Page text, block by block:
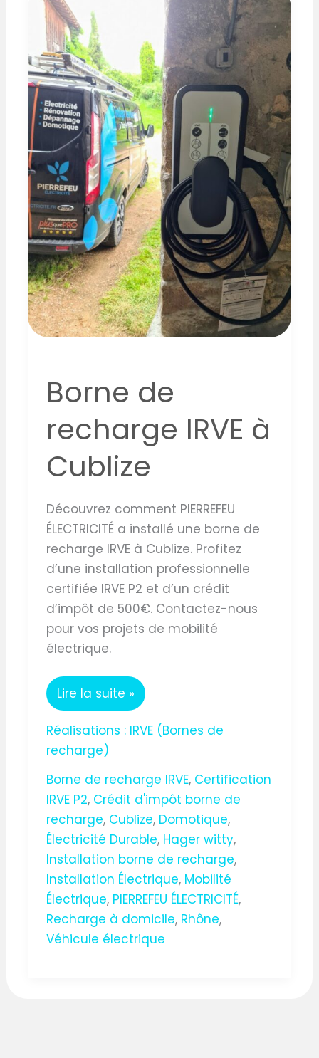
Borne de
recharge IRVE à
Cublize
Découvrez comment PIERREFEU
ÉLECTRICITÉ a installé une borne de
recharge IRVE à Cublize. Profitez
d’une installation professionnelle
certifiée IRVE P2 et d’un crédit
d’impôt de 500€. Contactez-nous
pour vos projets de mobilité
électrique.
recharge
IRVE
à
Cublize
Lire la suite »
Réalisations : IRVE (Bornes de
recharge)
Borne de recharge IRVE, Certification
IRVE P2, Crédit d'impôt borne de
recharge, Cublize, Domotique,
Électricité Durable, Hager witty,
Installation borne de recharge,
Installation Électrique, Mobilité
Électrique, PIERREFEU ÉLECTRICITÉ,
Recharge à domicile, Rhône,
Véhicule électrique